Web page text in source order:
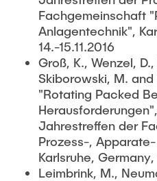
Fachgemeinschaft
Anlagentechnik",
14.-15.11.2016
Groß, K., Wenzel,
Skiborowski, M. and
"Rotating Packed
Herausforderungen",
Jahrestreffen der
Prozess-,
Karlsruhe, Germany,
Leimbrink, M.,